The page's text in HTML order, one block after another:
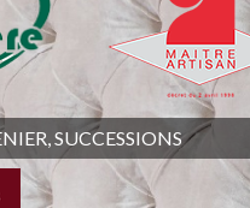
SUCCESSIONS